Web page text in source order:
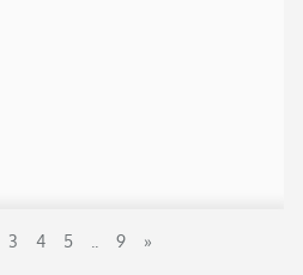
3 4 5 9 »